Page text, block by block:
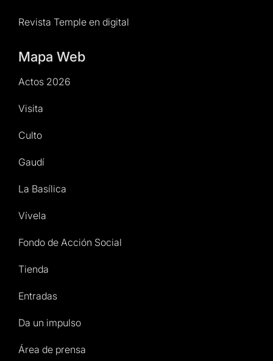
Revista Temple en digital
Mapa Web
Actos 2026
Visita
Culto
Gaudí
La Basílica
Vívela
Fondo de Acción Social
Tienda
Entradas
Da un impulso
Área de prensa